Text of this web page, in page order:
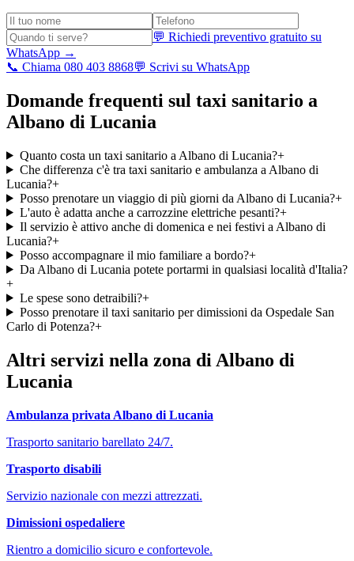
💬 Richiedi preventivo gratuito su
WhatsApp →
📞 Chiama 080 403 8868💬 Scrivi su WhatsApp
Domande frequenti sul taxi sanitario a
Albano di Lucania
Quanto costa un taxi sanitario a Albano di Lucania?+
Che differenza c'è tra taxi sanitario e ambulanza a Albano di
Lucania?+
Posso prenotare un viaggio di più giorni da Albano di Lucania?+
L'auto è adatta anche a carrozzine elettriche pesanti?+
Il servizio è attivo anche di domenica e nei festivi a Albano di
Lucania?+
Posso accompagnare il mio familiare a bordo?+
Da Albano di Lucania potete portarmi in qualsiasi località d'Italia?
+
Le spese sono detraibili?+
Posso prenotare il taxi sanitario per dimissioni da Ospedale San
Carlo di Potenza?+
Altri servizi nella zona di Albano di
Lucania
Ambulanza privata Albano di Lucania
Trasporto sanitario barellato 24/7.
Trasporto disabili
Servizio nazionale con mezzi attrezzati.
Dimissioni ospedaliere
Rientro a domicilio sicuro e confortevole.